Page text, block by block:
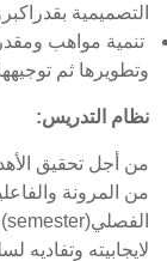
التصميمية
تنمية مواهب
وتطويرها ثم
نظام التدريس:
من أجل تحقيق
من المرونة
لايجابيته وتفاديه